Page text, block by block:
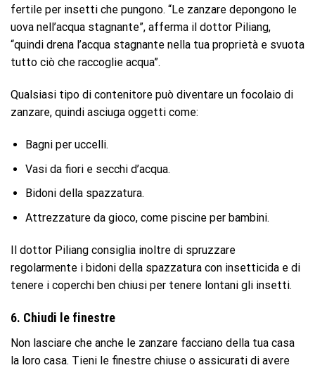
fertile per insetti che pungono. “Le zanzare depongono le
uova nell’acqua stagnante”, afferma il dottor Piliang,
“quindi drena l’acqua stagnante nella tua proprietà e svuota
tutto ciò che raccoglie acqua”.
Qualsiasi tipo di contenitore può diventare un focolaio di
zanzare, quindi asciuga oggetti come:
Bagni per uccelli.
Vasi da fiori e secchi d’acqua.
Bidoni della spazzatura.
Attrezzature da gioco, come piscine per bambini.
Il dottor Piliang consiglia inoltre di spruzzare
regolarmente i bidoni della spazzatura con insetticida e di
tenere i coperchi ben chiusi per tenere lontani gli insetti.
6. Chiudi le finestre
Non lasciare che anche le zanzare facciano della tua casa
la loro casa. Tieni le finestre chiuse o assicurati di avere